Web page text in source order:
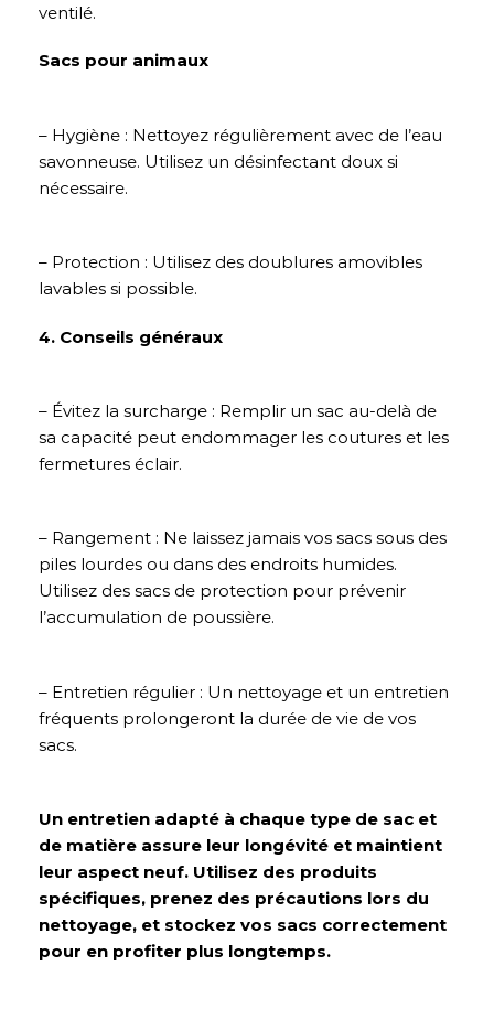
ventilé.
Sacs pour animaux
– Hygiène : Nettoyez régulièrement avec de l’eau
savonneuse. Utilisez un désinfectant doux si
nécessaire.
– Protection : Utilisez des doublures amovibles
lavables si possible.
4. Conseils généraux
– Évitez la surcharge : Remplir un sac au-delà de
sa capacité peut endommager les coutures et les
fermetures éclair.
– Rangement : Ne laissez jamais vos sacs sous des
piles lourdes ou dans des endroits humides.
Utilisez des sacs de protection pour prévenir
l’accumulation de poussière.
– Entretien régulier : Un nettoyage et un entretien
fréquents prolongeront la durée de vie de vos
sacs.
Un entretien adapté à chaque type de sac et
de matière assure leur longévité et maintient
leur aspect neuf. Utilisez des produits
spécifiques, prenez des précautions lors du
nettoyage, et stockez vos sacs correctement
pour en profiter plus longtemps.